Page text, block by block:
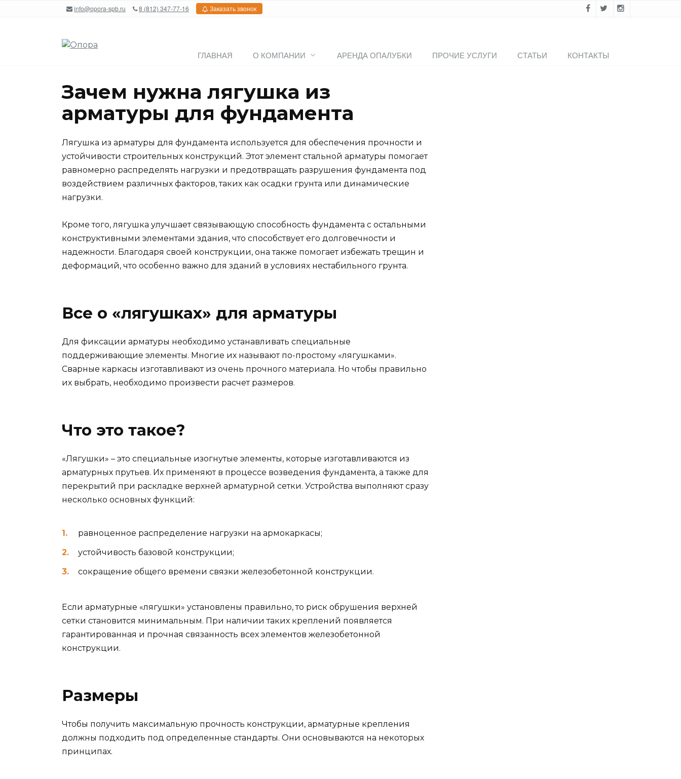
info@opora-spb.ru 8 (812) 347-77-16 Заказать звонок
ГЛАВНАЯ О КОМПАНИИ АРЕНДА ОПАЛУБКИ ПРОЧИЕ УСЛУГИ СТАТЬИ КОНТАКТЫ
Зачем нужна лягушка из
арматуры для фундамента
Лягушка из арматуры для фундамента используется для обеспечения прочности и
устойчивости строительных конструкций. Этот элемент стальной арматуры помогает
равномерно распределять нагрузки и предотвращать разрушения фундамента под
воздействием различных факторов, таких как осадки грунта или динамические
нагрузки.
Кроме того, лягушка улучшает связывающую способность фундамента с остальными
конструктивными элементами здания, что способствует его долговечности и
надежности. Благодаря своей конструкции, она также помогает избежать трещин и
деформаций, что особенно важно для зданий в условиях нестабильного грунта.
Все о «лягушках» для арматуры
Для фиксации арматуры необходимо устанавливать специальные
поддерживающие элементы. Многие их называют по-простому «лягушками».
Сварные каркасы изготавливают из очень прочного материала. Но чтобы правильно
их выбрать, необходимо произвести расчет размеров.
Что это такое?
«Лягушки» – это специальные изогнутые элементы, которые изготавливаются из
арматурных прутьев. Их применяют в процессе возведения фундамента, а также для
перекрытий при раскладке верхней арматурной сетки. Устройства выполняют сразу
несколько основных функций:
равноценное распределение нагрузки на армокаркасы;
устойчивость базовой конструкции;
сокращение общего времени связки железобетонной конструкции.
Если арматурные «лягушки» установлены правильно, то риск обрушения верхней
сетки становится минимальным. При наличии таких креплений появляется
гарантированная и прочная связанность всех элементов железобетонной
конструкции.
Размеры
Чтобы получить максимальную прочность конструкции, арматурные крепления
должны подходить под определенные стандарты. Они основываются на некоторых
принципах.